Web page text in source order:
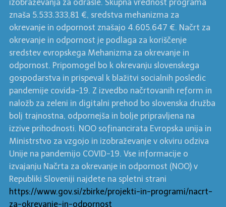
izobraževanja za odrasle. Skupna vrednost programa
znaša 5.533.333,81 €, sredstva mehanizma za
okrevanje in odpornost znašajo 4.605.647 €. Načrt za
okrevanje in odpornost je podlaga za koriščenje
sredstev evropskega Mehanizma za okrevanje in
odpornost. Pripomogel bo k okrevanju slovenskega
gospodarstva in prispeval k blažitvi socialnih posledic
pandemije covida-19. Z izvedbo načrtovanih reform in
naložb za zeleni in digitalni prehod bo slovenska družba
bolj trajnostna, odpornejša in bolje pripravljena na
izzive prihodnosti. NOO sofinancirata Evropska unija in
Ministrstvo za vzgojo in izobraževanje v okviru odziva
Unije na pandemijo COVID-19. Vse informacije o
izvajanju Načrta za okrevanje in odpornost (NOO) v
Republiki Sloveniji najdete na spletni strani
https://www.gov.si/zbirke/projekti-in-programi/nacrt-
za-okrevanje-in-odpornost